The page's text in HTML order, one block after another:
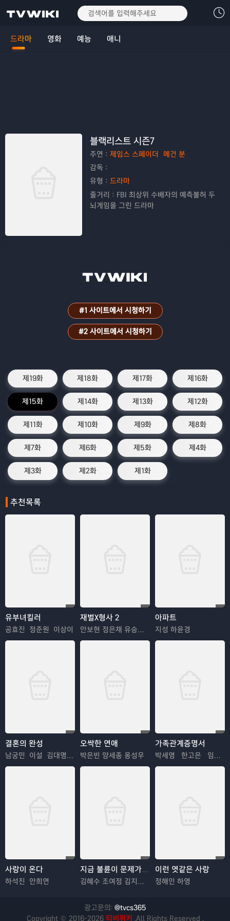
드라마 영화 예능 애니
블랙리스트 시즌7
주연： 제임스 스페이더
메건 분
감독：
유형： 드라마
줄거리： FBI 최상위 수배자의 예측불허 두
뇌게임을 그린 드라마
#1 사이트에서 시청하기
#2 사이트에서 시청하기
제19화 제18화 제17화 제16화
제15화 제14화 제13화 제12화
제11화 제10화 제9화 제8화
제7화 제6화 제5화 제4화
제3화 제2화 제1화
추천목록
유부녀킬러
공효진 정준원 이상이
재벌X형사 2
안보현 정은채 유승호 김혜은
아파트
지성 하윤경
결혼의 완성
남궁민 이설 김대명 이상희
오싹한 연애
박은빈 양세종 옹성우
가족관계증명서
박세영 한고은 임지은
사랑이 온다
하석진 안희연
지금 불륜이 문제가 아닙니다
김혜수 조여정 김지훈 김재철
이런 엿같은 사랑
정해인 하영
광고문의: @tvcs365
Copyright © 2016-2026 티비위키 .All Rights Reserved .